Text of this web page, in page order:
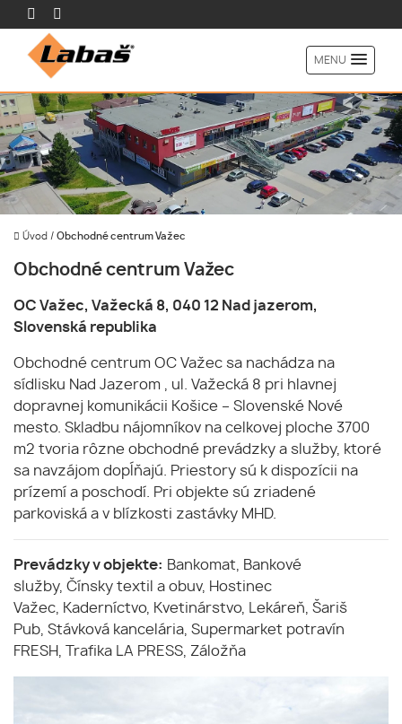
MENU
Úvod / Obchodné centrum Važec
Obchodné centrum Važec
OC Važec, Važecká 8, 040 12 Nad jazerom,
Slovenská republika
Obchodné centrum OC Važec sa nachádza na
sídlisku Nad Jazerom , ul. Važecká 8 pri hlavnej
dopravnej komunikácii Košice – Slovenské Nové
mesto. Skladbu nájomníkov na celkovej ploche 3700
m2 tvoria rôzne obchodné prevádzky a služby, ktoré
sa navzájom dopĺňajú. Priestory sú k dispozícii na
prízemí a poschodí. Pri objekte sú zriadené
parkoviská a v blízkosti zastávky MHD.
Prevádzky v objekte: Bankomat, Bankové
služby, Čínsky textil a obuv, Hostinec
Važec, Kaderníctvo, Kvetinárstvo, Lekáreň, Šariš
Pub, Stávková kancelária, Supermarket potravín
FRESH, Trafika LA PRESS, Záložňa